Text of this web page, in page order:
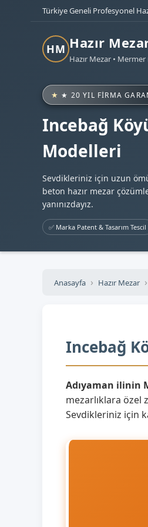
Türkiye Geneli Profesyonel
HM Hazır
Hazır Mezar •
★ 20 YIL FIRMA
Incebağ
Modelleri
Sevdikleriniz için uzun
beton hazır mezar
yanınızdayız.
✅ Marka Patent & Tasarım Tescil
Anasayfa Hazır Mezar
Incebağ
Adıyaman ilinin
mezarlıklara özel
Sevdikleriniz için